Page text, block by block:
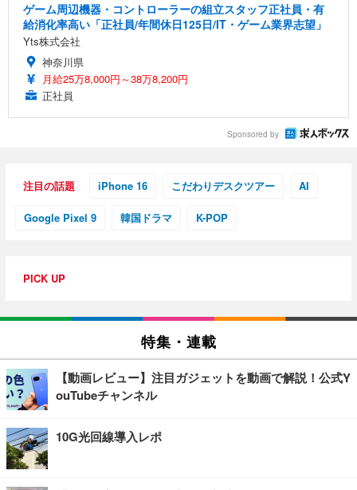
ゲーム周辺機器・コントローラーの組立スタッフ正社員・有
給消化率高い「正社員/年間休日125日/IT・ゲーム業界志望」
Yts株式会社
神奈川県
月給25万8,000円～38万8,200円
正社員
Sponsored by
注目の話題 iPhone 16 こだわりデスクツアー AI
Google Pixel 9 韓国ドラマ K-POP
PICK UP
特集・連載
【動画レビュー】注目ガジェットを動画で解説！公式Y
ouTubeチャンネル
10G光回線導入レポ